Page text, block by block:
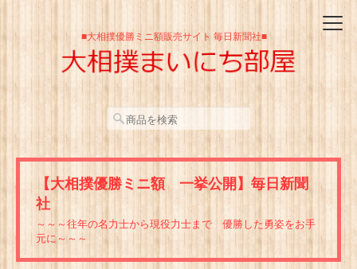
■大相撲優勝ミニ額販売サイト 毎日新聞社■
【大相撲優勝ミニ額 一挙公開】毎日新聞
社
～～～往年の名力士から現役力士まで 優勝した勇姿をお手
元に～～～